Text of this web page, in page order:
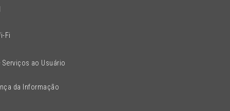
Fi
Serviços ao Usuário
da Informação